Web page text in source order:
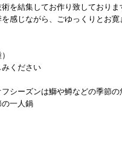
を結集してお作り致しており
感じながら、ごゆっくりとお寛
ください
シーズンは鰤や鱒などの季節の
一人鍋